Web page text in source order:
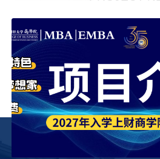
上财商学院MBA第十一届AI
目结项大赛举行